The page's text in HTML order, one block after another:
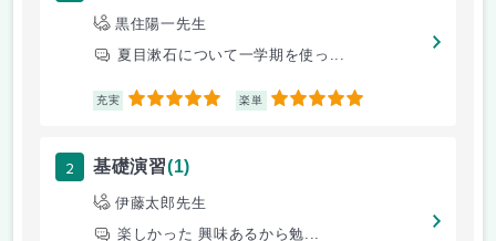
黒住陽一先生
夏目漱石について一学期を使っ...
充実 5 楽単 5
2 基礎演習(1)
伊藤太郎先生
楽しかった 興味あるから勉...